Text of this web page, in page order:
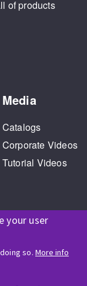
your user
so. More info
of products
Media
Catalogs
Corporate Videos
Tutorial Videos